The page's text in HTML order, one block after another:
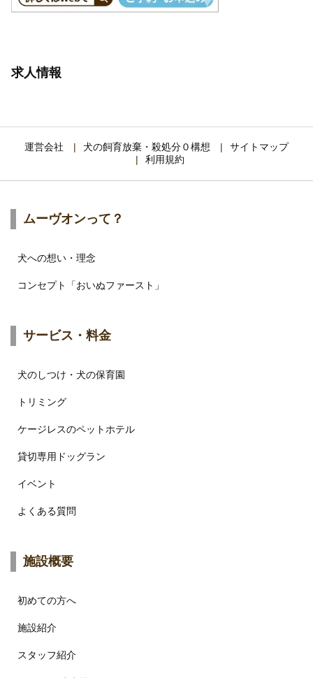
求人情報
運営会社 犬の飼育放棄・殺処分０構想
サイトマップ
利用規約
ムーヴオンって？
犬への想い・理念
コンセプト「おいぬファースト」
サービス・料金
犬のしつけ・犬の保育園
トリミング
ケージレスのペットホテル
貸切専用ドッグラン
イベント
よくある質問
施設概要
初めての方へ
施設紹介
スタッフ紹介